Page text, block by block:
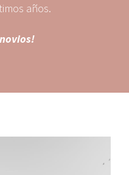
años.